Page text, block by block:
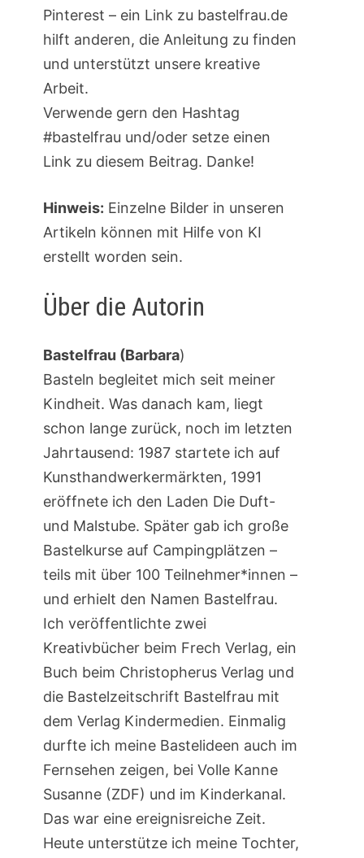
Pinterest – ein Link zu bastelfrau.de
hilft anderen, die Anleitung zu finden
und unterstützt unsere kreative
Arbeit.
Verwende gern den Hashtag
#bastelfrau und/oder setze einen
Link zu diesem Beitrag. Danke!
Hinweis: Einzelne Bilder in unseren
Artikeln können mit Hilfe von KI
erstellt worden sein.
Über die Autorin
Bastelfrau (Barbara)
Basteln begleitet mich seit meiner
Kindheit. Was danach kam, liegt
schon lange zurück, noch im letzten
Jahrtausend: 1987 startete ich auf
Kunsthandwerkermärkten, 1991
eröffnete ich den Laden Die Duft-
und Malstube. Später gab ich große
Bastelkurse auf Campingplätzen –
teils mit über 100 Teilnehmer*innen –
und erhielt den Namen Bastelfrau.
Ich veröffentlichte zwei
Kreativbücher beim Frech Verlag, ein
Buch beim Christopherus Verlag und
die Bastelzeitschrift Bastelfrau mit
dem Verlag Kindermedien. Einmalig
durfte ich meine Bastelideen auch im
Fernsehen zeigen, bei Volle Kanne
Susanne (ZDF) und im Kinderkanal.
Das war eine ereignisreiche Zeit.
Heute unterstütze ich meine Tochter,